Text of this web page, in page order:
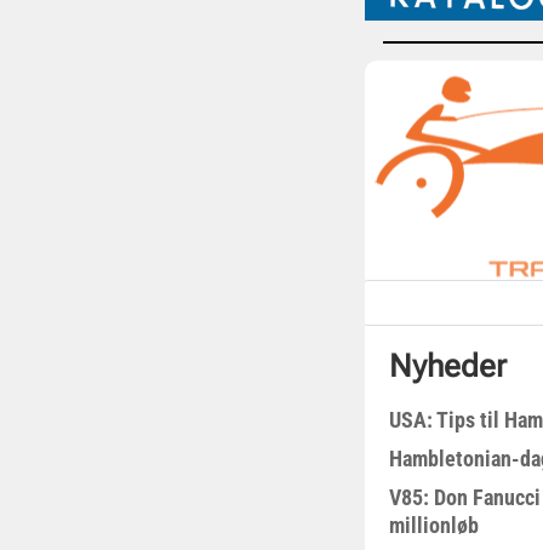
Nyheder
USA: Tips til
Hambletonian-
V85: Don
millionløb